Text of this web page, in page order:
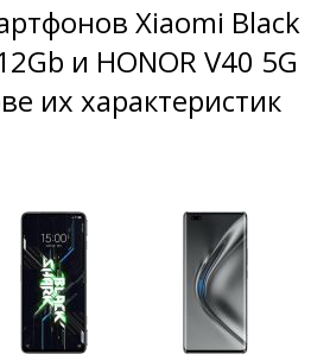
Xiaomi Black
и HONOR V40 5G
их характеристик